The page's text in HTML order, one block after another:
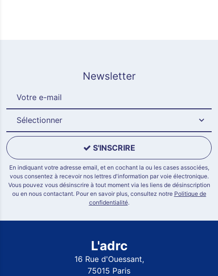
Newsletter
Sélectionner
S'INSCRIRE
En indiquant votre adresse email, et en cochant la ou les cases associées,
vous consentez à recevoir nos lettres d'information par voie électronique.
Vous pouvez vous désinscrire à tout moment via les liens de désinscription
ou en nous contactant. Pour en savoir plus, consultez notre Politique de
confidentialité.
L'adrc
16 Rue d'Ouessant,
75015 Paris